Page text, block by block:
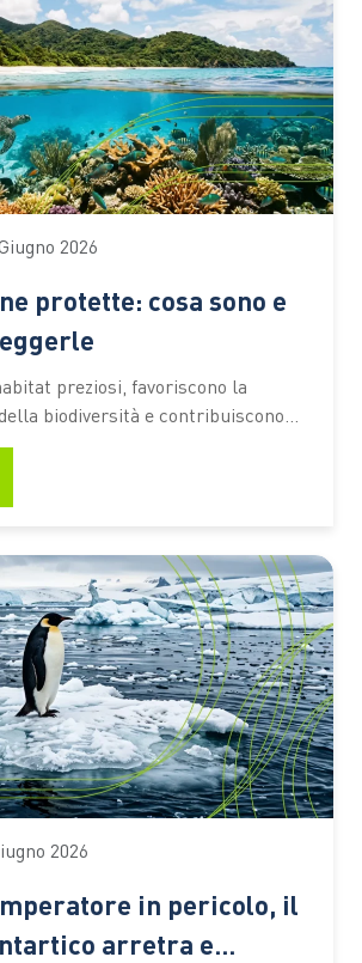
2026
protette: cosa sono e
preziosi, favoriscono la
biodiversità e contribuiscono
ecosistemi costieri. Scopri come
benefici offrono e quali
a preservarne il valore
le coste e aree di
numerose specie marine.…
2026
in pericolo, il
arretra e